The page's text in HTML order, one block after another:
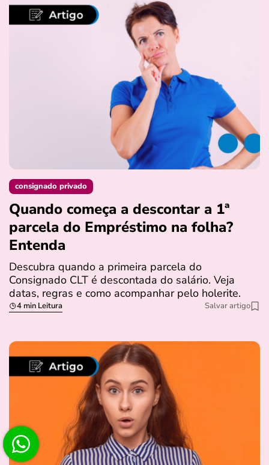
consignado privado
Quando começa a descontar a 1ª
parcela do Empréstimo na folha?
Entenda
Descubra quando a primeira parcela do
Consignado CLT é descontada do salário. Veja
datas, regras e como acompanhar pelo holerite.
4 min Leitura Salvar artigo